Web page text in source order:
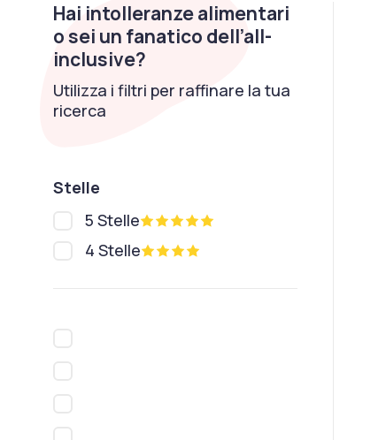
Hai intolleranze alimentari
o sei un fanatico dell’all-
inclusive?
Utilizza i filtri per raffinare la tua
ricerca
Stelle
5 Stelle
4 Stelle